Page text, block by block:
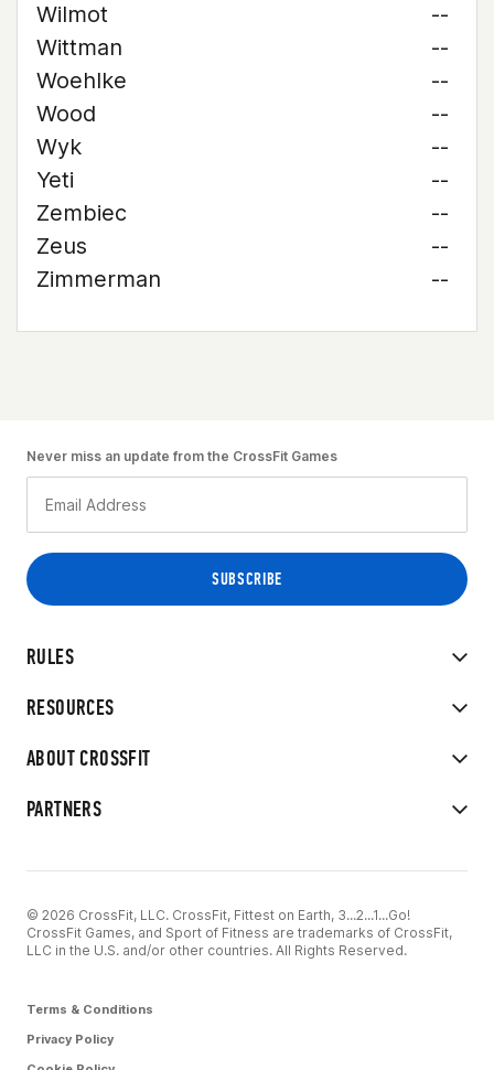
Wilmot
--
Wittman
--
Woehlke
--
Wood
--
Wyk
--
Yeti
--
Zembiec
--
Zeus
--
Zimmerman
--
RULES
RESOURCES
ABOUT CROSSFIT
PARTNERS
Never miss an update from the CrossFit Games
© 2026 CrossFit, LLC. CrossFit, Fittest on Earth, 3...2...1...Go!
CrossFit Games, and Sport of Fitness are trademarks of CrossFit,
LLC in the U.S. and/or other countries. All Rights Reserved.
Terms & Conditions
Privacy Policy